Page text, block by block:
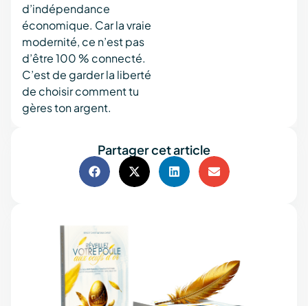
d’indépendance
économique. Car la vraie
modernité, ce n’est pas
d’être 100 % connecté.
C’est de garder la liberté
de choisir comment tu
gères ton argent.
Partager cet article